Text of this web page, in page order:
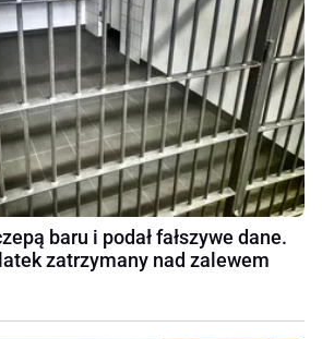
baru i podał fałszywe dane.
zatrzymany nad zalewem